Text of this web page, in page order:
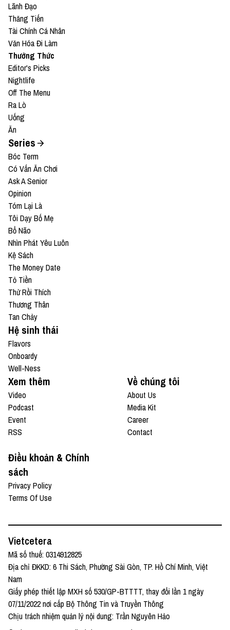
Lãnh Đạo
Thăng Tiến
Tài Chính Cá Nhân
Văn Hóa Đi Làm
Thưởng Thức
Editor's Picks
Nightlife
Off The Menu
Ra Lò
Uống
Ăn
Series
Bóc Term
Có Vấn Ăn Chơi
Ask A Senior
Opinion
Tóm Lại Là
Tôi Dạy Bố Mẹ
Bổ Não
Nhìn Phát Yêu Luôn
Kệ Sách
The Money Date
Tỏ Tiền
Thử Rồi Thích
Thương Thân
Tan Chảy
Hệ sinh thái
Flavors
Onboardy
Well-Ness
Xem thêm
Video
Podcast
Event
RSS
Về chúng tôi
About Us
Media Kit
Career
Contact
Điều khoản & Chính
sách
Privacy Policy
Terms Of Use
Vietcetera
Mã số thuế: 0314912825
Địa chỉ ĐKKD: 6 Thi Sách, Phường Sài Gòn, TP. Hồ Chí Minh, Việt
Nam
Giấy phép thiết lập MXH số 530/GP-BTTTT, thay đổi lần 1 ngày
07/11/2022 nơi cấp Bộ Thông Tin và Truyền Thông
Chịu trách nhiệm quản lý nội dung: Trần Nguyên Hảo